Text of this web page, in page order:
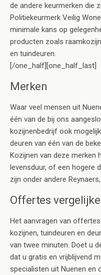
de andere keurmerken die
Politiekeurmerk Veilig
minimale kans op
producten zoals
en tuindeuren.
[/one_half][one_half_last]
Merken
Waar veel mensen uit
één van de bij ons
kozijnenbedrijf ook
deuren van één van de
Kozijnen van deze merken
levensduur, of een hogere
zijn onder andere
Offertes
Het aanvragen van
kozijnen, tuindeuren en
van twee minuten. Doet u
dat u gratis en vrijblijvend
specialisten uit Nuenen en